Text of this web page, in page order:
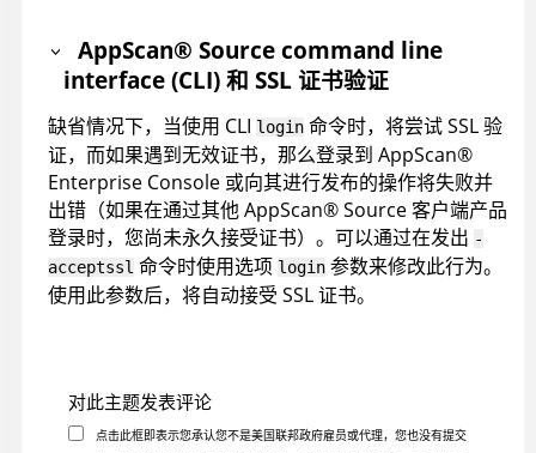
AppScan® Source command line
interface (CLI) 和 SSL 证书验证
缺省情况下，当使用 CLI login 命令时，将尝试 SSL 验
证，而如果遇到无效证书，那么登录到 AppScan®
Enterprise Console 或向其进行发布的操作将失败并
出错（如果在通过其他AppScan®Source客户端产品
登录时，您尚未永久接受证书）。可以通过在发出 -
acceptssl 命令时使用选项 login 参数来修改此行为。
使用此参数后，将自动接受 SSL 证书。
对此主题发表评论
点击此框即表示您承认您不是美国联邦政府雇员或代理，您也没有提交